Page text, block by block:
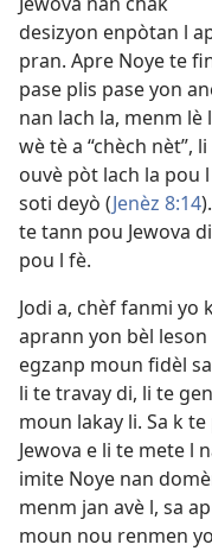
desizyon enpòtan l
pran. Apre Noye te
pase plis pase yon
nan lach la, menm lè
wè tè a “chèch nèt”,
ouvè pòt lach la pou l
soti deyò (Jenèz 8:14
te tann pou Jewova
pou l fè.
Jodi a, chèf fanmi yo
aprann yon bèl leson
egzanp moun fidèl
li te travay di, li te
moun lakay li. Sa k
Jewova e li te mete l
imite Noye nan
menm jan avè l, sa
moun nou renmen